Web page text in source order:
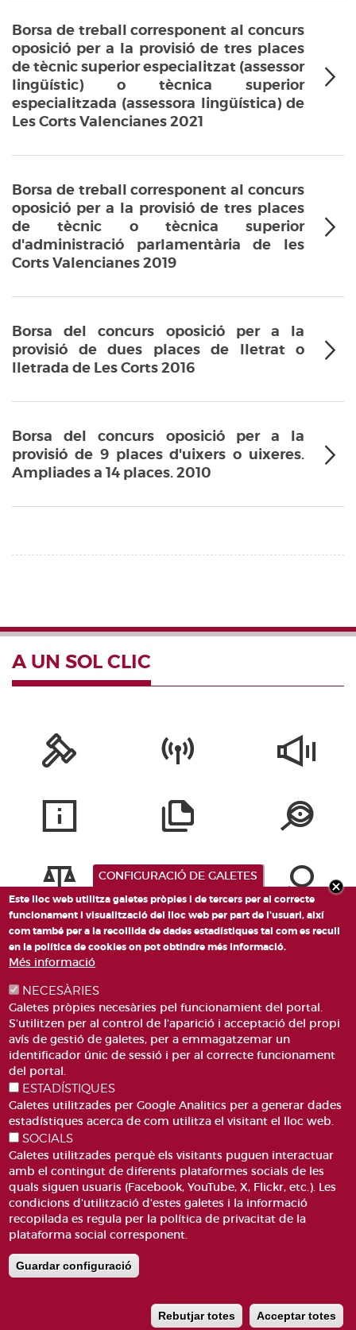
Borsa de treball corresponent al concurs
oposició per a la provisió de tres places
de tècnic superior especialitzat (assessor
lingüístic) o tècnica superior
especialitzada (assessora lingüística) de
Les Corts Valencianes 2021
Borsa de treball corresponent al concurs
oposició per a la provisió de tres places
de tècnic o tècnica superior
d'administració parlamentària de les
Corts Valencianes 2019
Borsa del concurs oposició per a la
provisió de dues places de lletrat o
lletrada de Les Corts 2016
Borsa del concurs oposició per a la
provisió de 9 places d'uixers o uixeres.
Ampliades a 14 places. 2010
A UN SOL CLIC
PLAÇA DE SANT LLORENÇ, 4 VALÈNCIA 46003
CORREU
Pie
de
página
ACCESIBILITAT
AVÍS LEGAL
CANAL DE DENÚNCIES
GLOSSARI
PREGUNTES FREQÜENTS
MAPA WEB
CONFIGURACIÓ DE GALETES
Este lloc web utilitza galetes pròpies i de tercers per al correcte
funcionament i visualització del lloc web per part de l'usuari, així
com també per a la recollida de dades estadístiques tal com es recull
en la política de cookies on pot obtindre més informació.
Més informació
NECESÀRIES
Galetes pròpies necesàries pel funcionamient del portal.
S'utilitzen per al control de l'aparició i acceptació del propi
avís de gestió de galetes, per a emmagatzemar un
identificador únic de sessió i per al correcte funcionament
del portal.
ESTADÍSTIQUES
Galetes utilitzades per Google Analitics per a generar dades
estadístiques acerca de com utilitza el visitant el lloc web.
SOCIALS
Galetes utilitzades perquè els visitants puguen interactuar
amb el contingut de diferents plataformes socials de les
quals siguen usuaris (Facebook, YouTube, X, Flickr, etc.). Les
condicions d'utilització d'estes galetes i la informació
recopilada es regula per la política de privacitat de la
plataforma social corresponent.
Guardar configuració
Rebutjar totes Acceptar totes